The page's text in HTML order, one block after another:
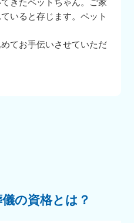
いると存じます。ペット
てお手伝いさせていただ
の資格とは？